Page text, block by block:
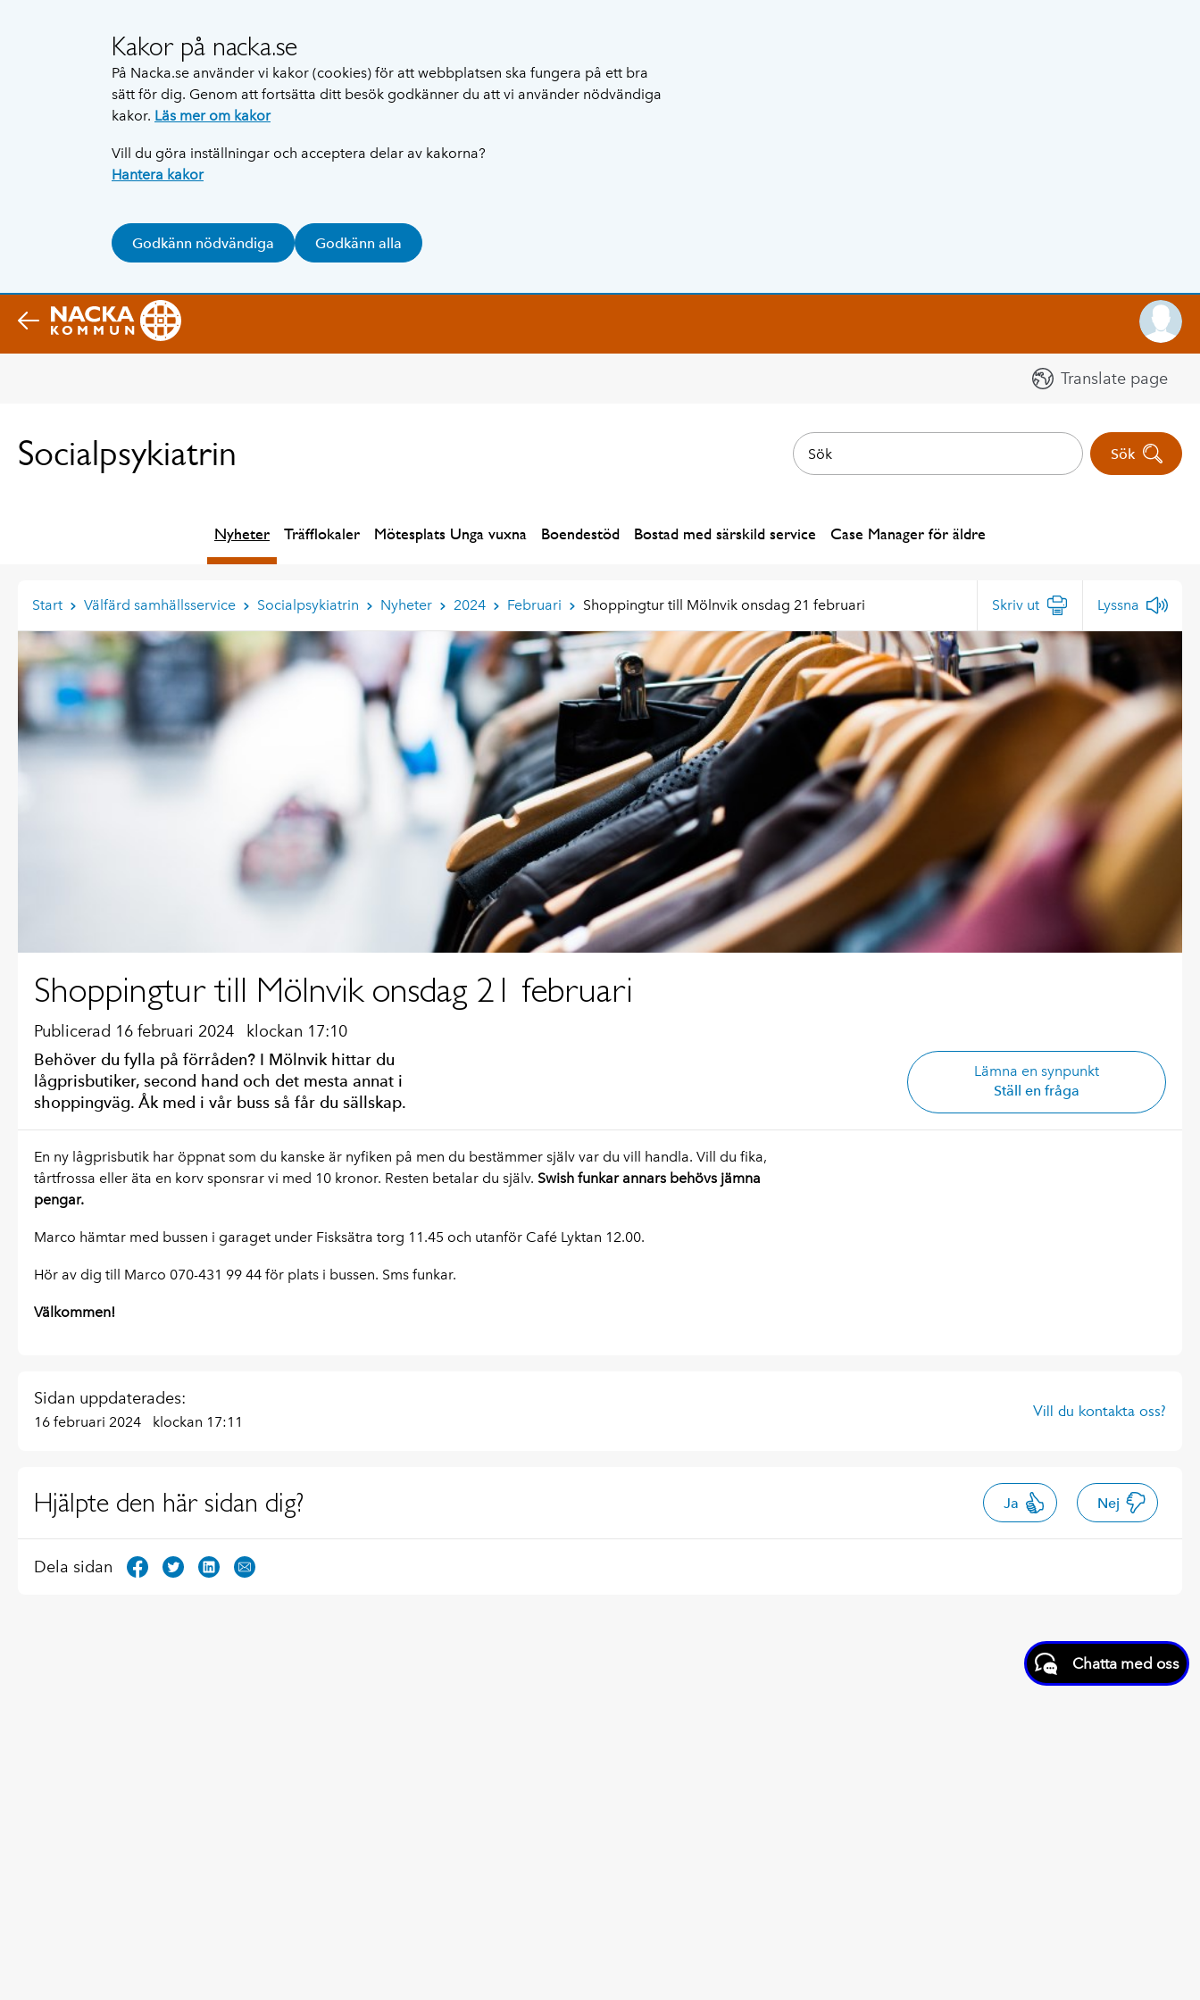
Kakor på nacka.se
På Nacka.se använder vi kakor (cookies) för att webbplatsen ska fungera på ett bra
sätt för dig. Genom att fortsätta ditt besök godkänner du att vi använder nödvändiga
kakor. Läs mer om kakor
Vill du göra inställningar och acceptera delar av kakorna?
Hantera kakor
Godkänn nödvändiga Godkänn alla
Translate page
Socialpsykiatrin Sök
Nyheter Träfflokaler Mötesplats Unga vuxna Boendestöd Bostad med särskild service Case Manager för äldre
Start Välfärd samhällsservice Socialpsykiatrin Nyheter 2024 Februari Shoppingtur till Mölnvik onsdag 21 februari Skriv ut Lyssna
Shoppingtur till Mölnvik onsdag 21 februari
Publicerad 16 februari 2024 klockan 17:10
Behöver du fylla på förråden? I Mölnvik hittar du
lågprisbutiker, second hand och det mesta annat i
shoppingväg. Åk med i vår buss så får du sällskap.
Lämna en synpunkt
Ställ en fråga
En ny lågprisbutik har öppnat som du kanske är nyfiken på men du bestämmer själv var du vill handla. Vill du fika,
tårtfrossa eller äta en korv sponsrar vi med 10 kronor. Resten betalar du själv. Swish funkar annars behövs jämna
pengar.
Marco hämtar med bussen i garaget under Fisksätra torg 11.45 och utanför Café Lyktan 12.00.
Hör av dig till Marco 070-431 99 44 för plats i bussen. Sms funkar.
Välkommen!
Sidan uppdaterades:
16 februari 2024 klockan 17:11
Vill du kontakta oss?
Hjälpte den här sidan dig? Ja Nej
Dela sidan
Chatta med oss